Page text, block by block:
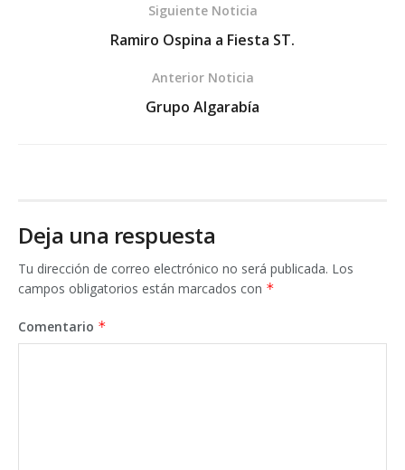
Siguiente Noticia
Ramiro Ospina a Fiesta ST.
Anterior Noticia
Grupo Algarabía
Deja una respuesta
Tu dirección de correo electrónico no será publicada. Los
campos obligatorios están marcados con *
Comentario *